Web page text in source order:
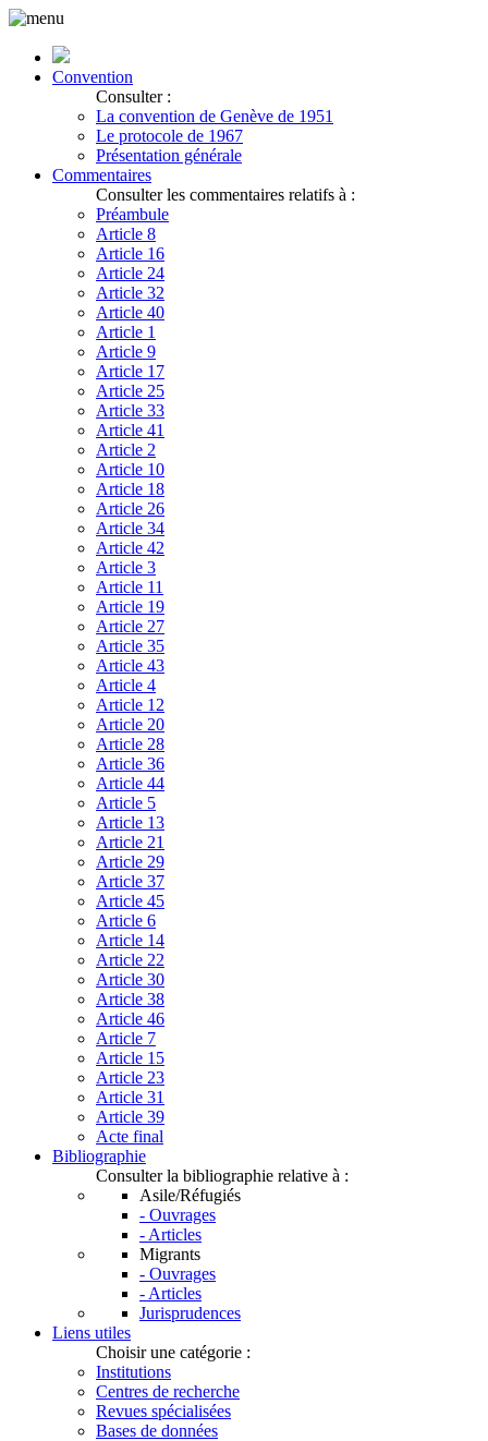
Convention
Consulter :
La convention de Genève de 1951
Le protocole de 1967
Présentation générale
Commentaires
Consulter les commentaires relatifs à :
Préambule
Article 8
Article 16
Article 24
Article 32
Article 40
Article 1
Article 9
Article 17
Article 25
Article 33
Article 41
Article 2
Article 10
Article 18
Article 26
Article 34
Article 42
Article 3
Article 11
Article 19
Article 27
Article 35
Article 43
Article 4
Article 12
Article 20
Article 28
Article 36
Article 44
Article 5
Article 13
Article 21
Article 29
Article 37
Article 45
Article 6
Article 14
Article 22
Article 30
Article 38
Article 46
Article 7
Article 15
Article 23
Article 31
Article 39
Acte final
Bibliographie
Consulter la bibliographie relative à :
Asile/Réfugiés
- Ouvrages
- Articles
Migrants
- Ouvrages
- Articles
Jurisprudences
Liens utiles
Choisir une catégorie :
Institutions
Centres de recherche
Revues spécialisées
Bases de données